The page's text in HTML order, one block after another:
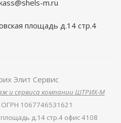
m.ru
площадь д.14 стр.4
Элит Сервис
и сервиса компании ШТРИХ-М
ОГРН 1067746531621
д.14 стр.4 офис 4108